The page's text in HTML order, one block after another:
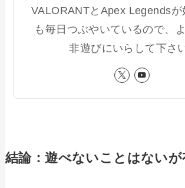
VALORANTとApex Legendsが
も毎日つぶやいているので、
非遊びにいらして下さ
結論：遊べないことはない